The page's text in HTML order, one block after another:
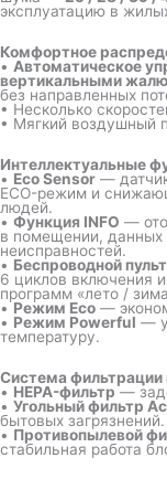
эксплуатацию в
Комфортное
• Автоматическое
вертикальными
без направленных
• Несколько
• Мягкий воздушный
Интеллектуальные
• Eco Sensor —
ECO-режим и
людей.
• Функция INFO —
в помещении, данных
неисправностей.
• Беспроводной
6 циклов включения
программ «лето /
•Режим Eco —
• Режим Powerful —
температуру.
Система фильтрации
• HEPA-фильтр—
• Угольный фильтр
бытовых загрязнений.
• Противопылевой
стабильная работа